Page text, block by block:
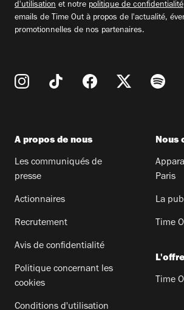
d'utilisation et notre politique de confidentialité
emails de Time Out à propos de l'actualité,
promotionnelles de nos partenaires.
A propos de nous
Les communiqués de
presse
Actionnaires
Recrutement
Avis de confidentialité
Politique concernant les
cookies
Conditions d'utilisation
Nous
Paris
La
Time
Time